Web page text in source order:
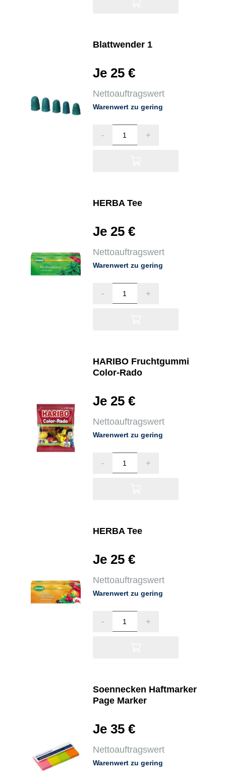
Blattwender 1
Je 25 €
Nettoauftragswert
Warenwert zu gering
- +
HERBA Tee
Je 25 €
Nettoauftragswert
Warenwert zu gering
- +
HARIBO Fruchtgummi
Color-Rado
Je 25 €
Nettoauftragswert
Warenwert zu gering
- +
HERBA Tee
Je 25 €
Nettoauftragswert
Warenwert zu gering
- +
Soennecken Haftmarker
Page Marker
Je 35 €
Nettoauftragswert
Warenwert zu gering